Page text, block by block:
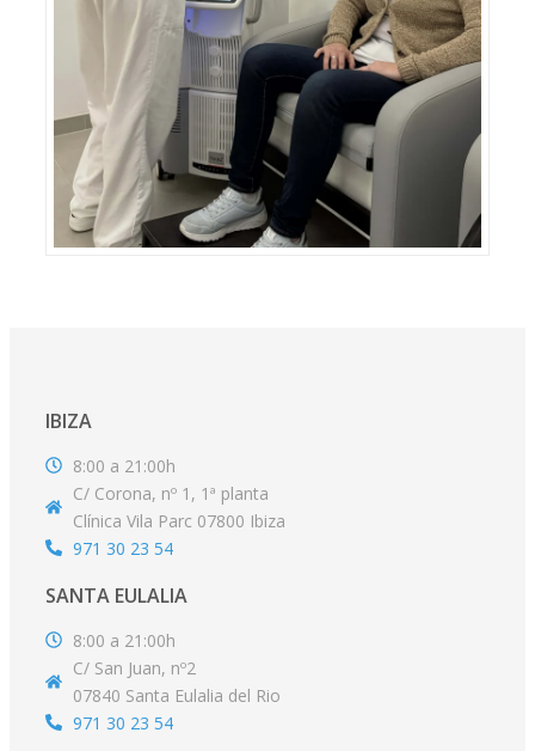
IBIZA
8:00 a 21:00h
C/ Corona, nº 1, 1ª planta
Clínica Vila Parc 07800 Ibiza
971 30 23 54
SANTA EULALIA
8:00 a 21:00h
C/ San Juan, nº2
07840 Santa Eulalia del Rio
971 30 23 54